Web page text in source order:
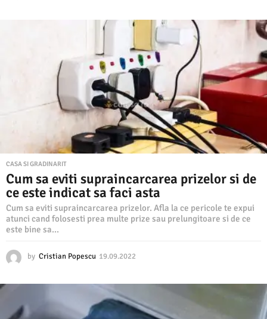
2
0
2
2
CASA SI GRADINARIT
Cum sa eviti supraincarcarea prizelor si de
ce este indicat sa faci asta
Cum sa eviti supraincarcarea prizelor. Afla la ce pericole te expui
atunci cand folosesti prea multe prize sau prelungitoare si de ce
este bine sa...
by Cristian Popescu 19.09.2022
9
.